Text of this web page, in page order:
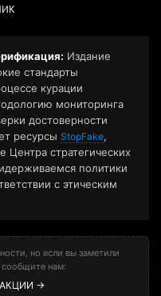
Издание
стандарты
курации
мониторинга
достоверности
ресурсы StopFake,
стратегических
политики
с этическим
но если вы заметили
нам:
→